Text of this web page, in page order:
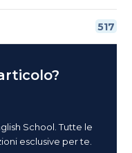
517
School. Tutte le
esclusive per te.